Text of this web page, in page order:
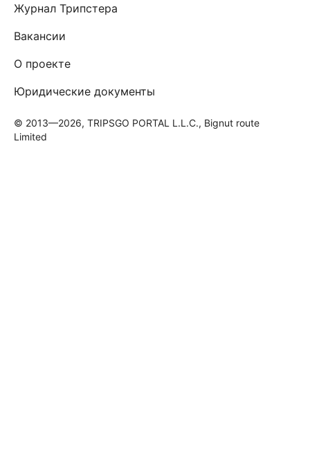
Журнал Трипстера
Вакансии
О проекте
Юридические документы
© 2013—2026, TRIPSGO PORTAL L.L.C., Bignut route
Limited